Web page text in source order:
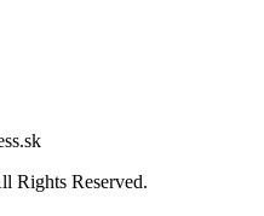
Rights Reserved.